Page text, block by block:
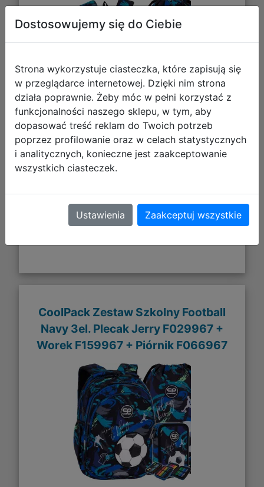
207,96 zł
DO KOSZYKA
Galeria zdjęć
CoolPack Zestaw Szkolny Football
Navy 3el. Plecak Jerry F029967 +
Worek F159967 + Piórnik F066967
Dostosowujemy się do Ciebie
Strona wykorzystuje ciasteczka, które zapisują się
w przeglądarce internetowej. Dzięki nim strona
działa poprawnie. Żeby móc w pełni korzystać z
funkcjonalności naszego sklepu, w tym, aby
dopasować treść reklam do Twoich potrzeb
poprzez profilowanie oraz w celach statystycznych
i analitycznych, konieczne jest zaakceptowanie
wszystkich ciasteczek.
Ustawienia Zaakceptuj wszystkie